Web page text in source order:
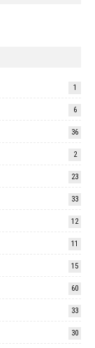
1
6
36
2
23
33
12
11
15
60
33
30